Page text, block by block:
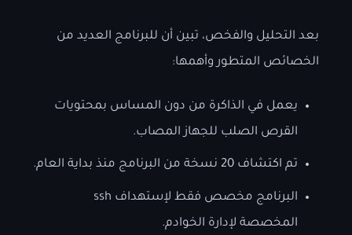
بعد التحليل والفخص، تبين أن للبرنامج العديد من
الخصائص المتطور وأهمها:
يعمل في الذاكرة من دون المساس بمحتويات
القرص الصلب للجهاز المصاب.
تم اكتشاف 20 نسخة من البرنامج منذ بداية العام.
البرنامج مخصص فقط لإستهداف ssh
المخصصة لإدارة الخوادم.